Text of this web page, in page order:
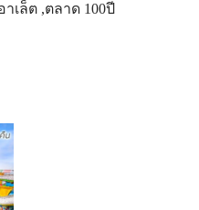
เล็ต ,ตลาด 100ปี